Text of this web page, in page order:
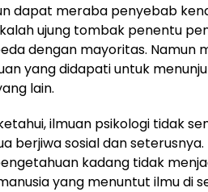
dapat meraba penyebab
ujung tombak penentu
dengan mayoritas. Namun
yang didapati untuk
lain.
ilmuan psikologi tidak
berjiwa sosial dan
kadang tidak
yang menuntut ilmu di